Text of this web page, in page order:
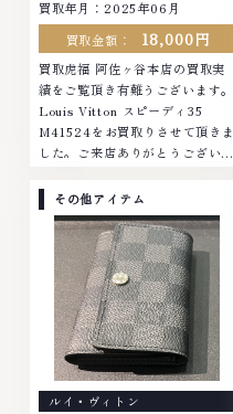
買取年月：2025年06月
買取金額：
18,000円
買取虎福 阿佐ヶ谷本店の買取実
績をご覧頂き有難うございます。
Louis Vitton スピーディ35
M41524をお買取りさせて頂きま
した。ご来店ありがとうございま
プラチナ ダイヤモンド ブランド
品 ブランド衣類 お酒買取りのこ
となら、お任せください。なかで
も金・プラチナ等のアクセサリ
ー・貴金属・宝石・ダイヤモン
ド・ジュエリーや ブランド品・
時計等は特に自信を持って、高額
査定を実現しております。 古く
て使わなくなってしまったアクセ
サリー、動かなくなってしまった
腕時計、多くのお品物の高価買取
その他アイテム
ルイ・ヴィトン